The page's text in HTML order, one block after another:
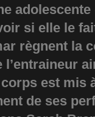
si elle le
règnent la
est mis
de ses